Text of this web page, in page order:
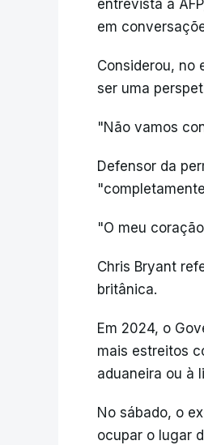
entrevista à
em
Considerou, no
ser uma
"Não vamos
Defensor da
"O meu
Chris Bryant
britânica.
Em 2024, o
mais estreitos
aduaneira ou à
No sábado, o
ocupar o lugar